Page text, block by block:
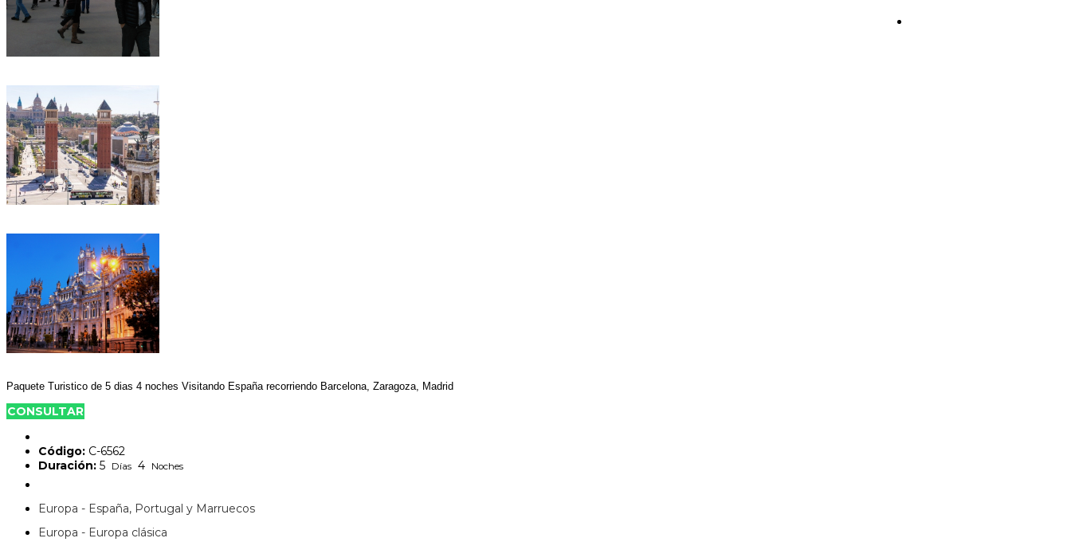
Paquete Turistico de 5 dias 4 noches Visitando España recorriendo Barcelona, Zaragoza, Madrid
CONSULTAR
Código: C-6562
Duración: 5 Días 4 Noches
Europa - España, Portugal y Marruecos
Europa - Europa clásica